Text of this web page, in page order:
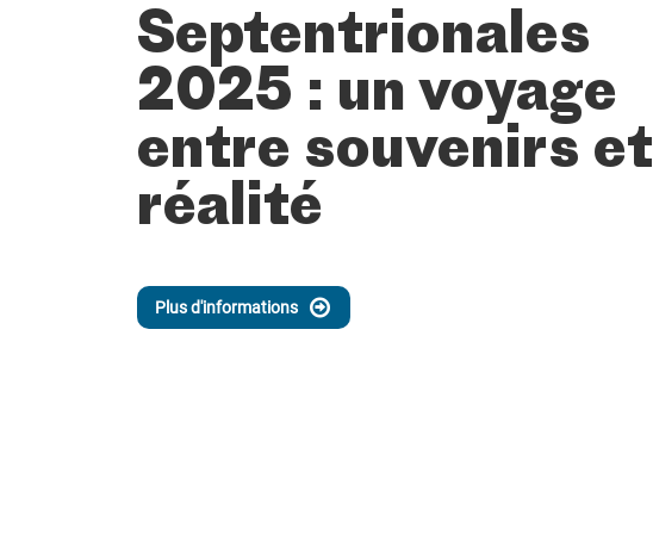
Septentrionales
2025 : un voyage
entre souvenirs et
réalité
Plus d'informations